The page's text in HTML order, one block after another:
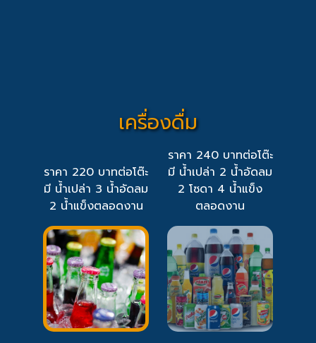
เครื่องดื่ม
ราคา 220 บาทต่อโต๊ะ
มี น้ำเปล่า 3 น้ำอัดลม
2 น้ำแข็งตลอดงาน
ราคา 240 บาทต่อโต๊ะ
มี น้ำเปล่า 2 น้ำอัดลม
2 โซดา 4 น้ำแข็ง
ตลอดงาน